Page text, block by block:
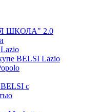
ШКОЛА" 2.0
BELSI Lazio
BELSI с